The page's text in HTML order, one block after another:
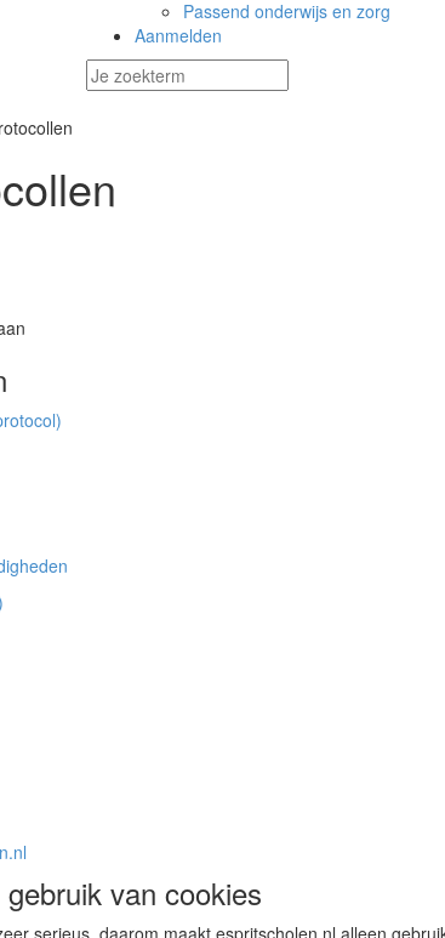
Passend onderwijs en zorg
Aanmelden
van cookies
serieus, daarom maakt espritscholen.nl alleen